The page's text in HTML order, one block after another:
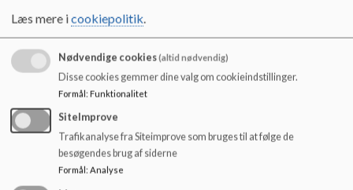
n
imødekommende og trygt sted at være. Derfor inviteres alle
børn også med til halvårlige statusmøder med
sagsbehandlere, forældre, skole og eventuelt andre relevante
samarbejdspartnere.
Vi prioriterer at der er en rigtig god normering for optimering
af behandlingen.
Vi arbejder ud fra en relationel forståelse, der hviler på
anerkendelse, tillid, dialog og faglighed, for der igennem at
kunne handle ansvarligt og effektivt og i overensstemmelse
Læs mere icookiepolitik.
Nødvendige cookies(altid nødvendig)
Disse cookies gemmer dine valg om cookieindstillinger.
Formål: Funktionalitet
SiteImprove
Trafikanalyse fra Siteimprove som bruges til at følge de
besøgendes brug af siderne
Formål : Analyse